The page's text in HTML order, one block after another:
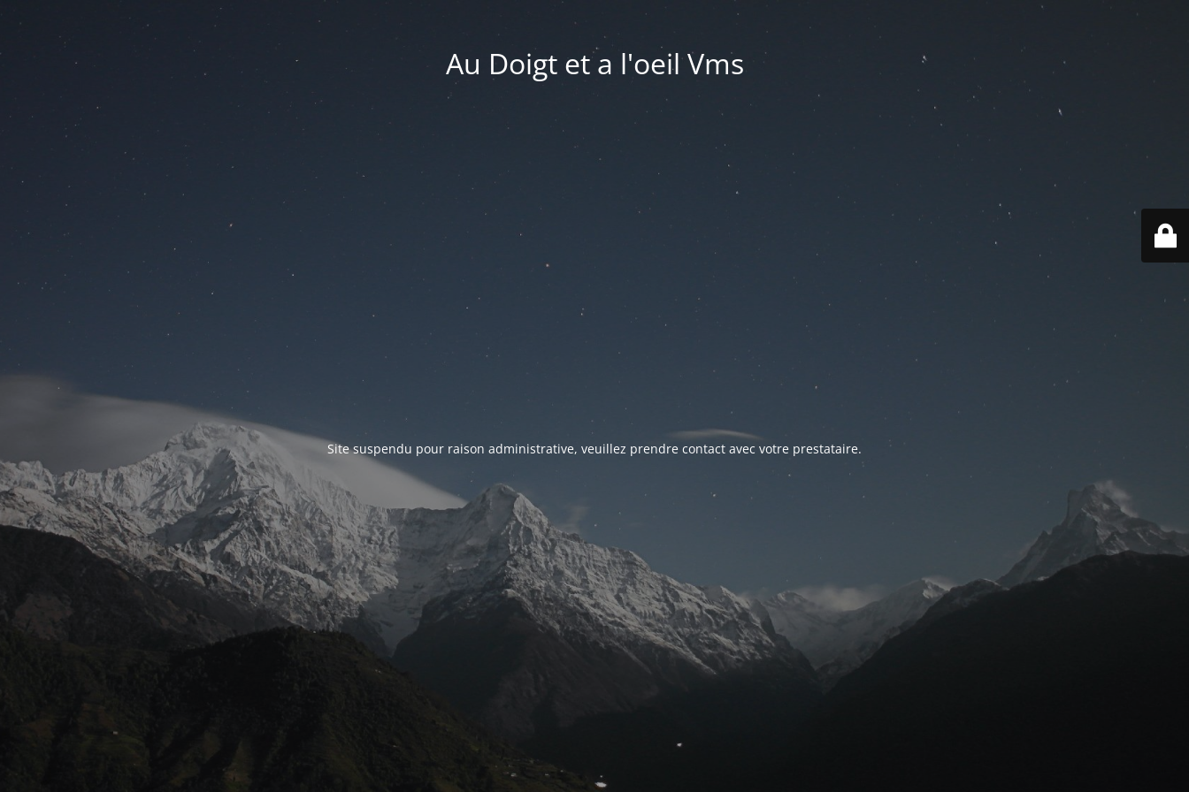
Au Doigt et a l'oeil Vms
Site suspendu pour raison administrative, veuillez prendre contact avec votre prestataire.